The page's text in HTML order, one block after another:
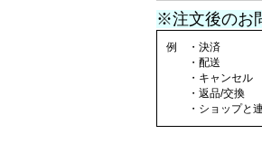
※注文後のお
例 ・決済
・配送
・キャンセル
・返品/交換
・ショップと連